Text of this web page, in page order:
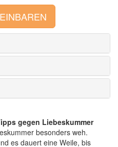
gegen Liebeskummer
besonders weh.
es dauert eine Weile, bis